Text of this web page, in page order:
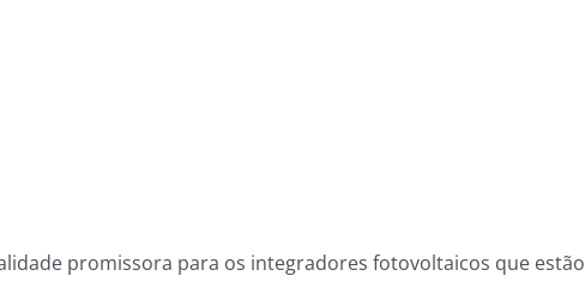
promissora para os integradores fotovoltaicos que estão